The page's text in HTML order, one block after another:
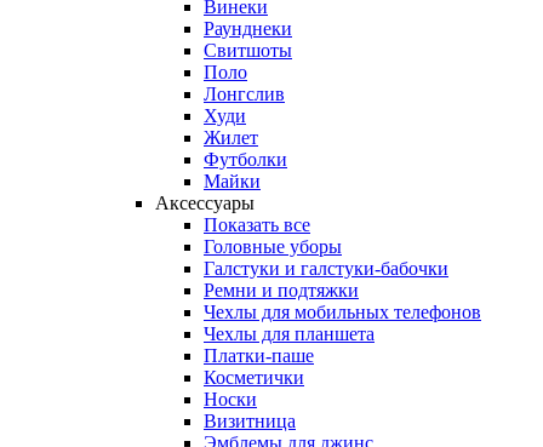
Винеки
Раунднеки
Свитшоты
Поло
Лонгслив
Худи
Жилет
Футболки
Майки
Аксессуары
Показать все
Головные уборы
Галстуки и галстуки-бабочки
Ремни и подтяжки
Чехлы для мобильных телефонов
Чехлы для планшета
Платки-паше
Косметички
Носки
Визитница
Эмблемы для джинс